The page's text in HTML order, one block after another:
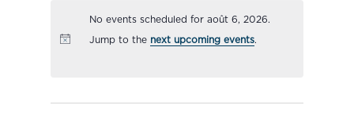
Views
No events scheduled for août 6, 2026.
Jump to the next upcoming events.